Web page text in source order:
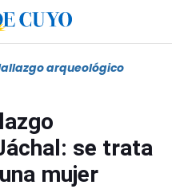
arqueológico
se trata
mujer